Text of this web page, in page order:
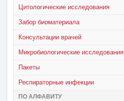
Цитологические исследования
Забор биоматериала
Консультации врачей
Микробиологические исследования
Пакеты
Респираторные инфекции
ПО АЛФАВИТУ